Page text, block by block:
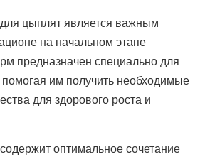
цыплят является важным
на начальном этапе
предназначен специально для
им получить необходимые
для здорового роста и
оптимальное сочетание